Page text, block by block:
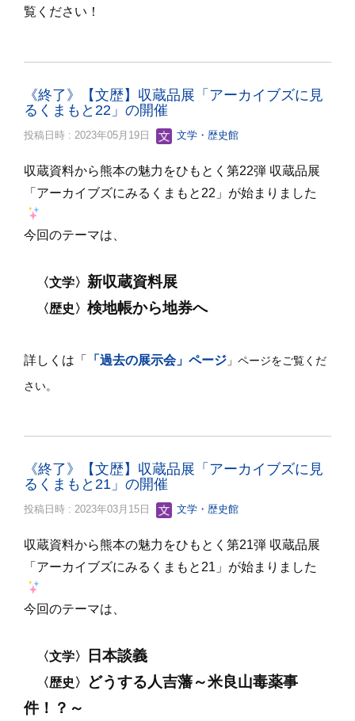
覧ください！
《終了》【文歴】収蔵品展「アーカイブズに見
るくまもと22」の開催
投稿日時 : 2023年05月19日 文学・歴史館
収蔵資料から熊本の魅力をひもとく第22弾 収蔵品展
「アーカイブズにみるくまもと22」が始まりました
今回のテーマは、
〈文学〉 新収蔵資料展
〈歴史〉 検地帳から地券へ
詳しくは「 「過去の展示会」ページ 」ページをご覧くだ
さい。
《終了》【文歴】収蔵品展「アーカイブズに見
るくまもと21」の開催
投稿日時 : 2023年03月15日 文学・歴史館
収蔵資料から熊本の魅力をひもとく第21弾 収蔵品展
「アーカイブズにみるくまもと21」が始まりました
今回のテーマは、
〈文学〉 日本談義
〈歴史〉
どうする人吉藩～米良山毒薬事
件！？ ～